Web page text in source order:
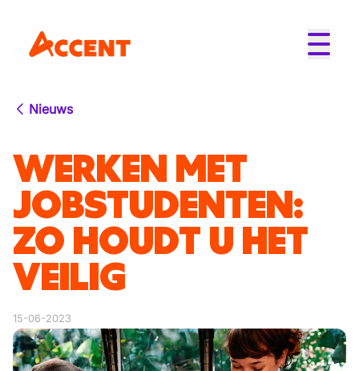
Nieuws
WERKEN MET
JOBSTUDENTEN:
ZO HOUDT U HET
VEILIG
15-06-2023